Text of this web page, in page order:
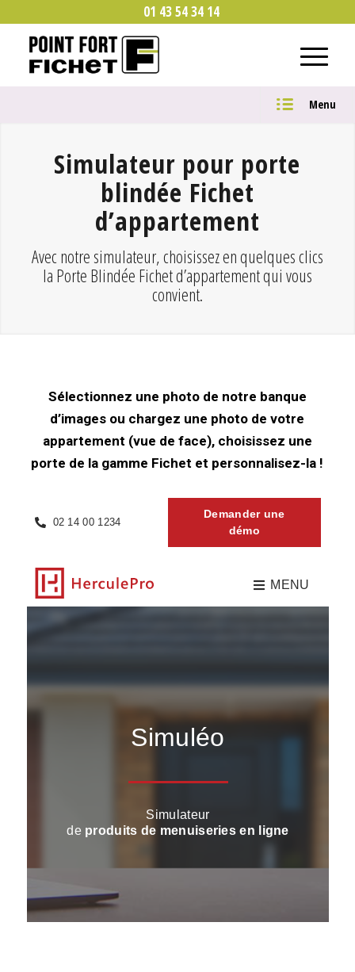
01 43 54 34 14
Menu
Simulateur pour porte
blindée Fichet
d’appartement
Avec notre simulateur, choisissez en quelques clics
la Porte Blindée Fichet d’appartement qui vous
convient.
Sélectionnez une photo de notre banque
d’images ou chargez une photo de votre
appartement (vue de face), choisissez une
porte de la gamme Fichet et personnalisez-la !